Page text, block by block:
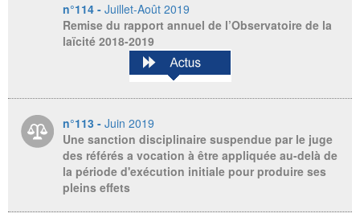
n°114 - Juillet-Août 2019
Remise du rapport annuel de l’Observatoire de la
laïcité 2018-2019
n°113 - Juin 2019
Une sanction disciplinaire suspendue par le juge
des référés a vocation à être appliquée au-delà de
la période d'exécution initiale pour produire ses
pleins effets